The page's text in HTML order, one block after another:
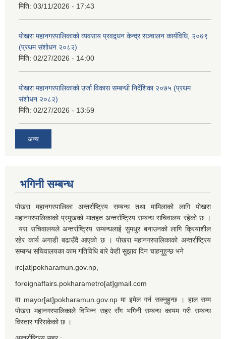
मिति: 03/11/2026 - 17:43
पोखरा महानगरपालिकाको व्यवसाय प्रवद्र्धन केन्द्र सञ्चालन कार्यविधि, २०७९
(प्रथम संशोधन २०८२)
मिति: 02/27/2026 - 14:00
पोखरा महानगरपालिकाको उर्जा विकास सम्बन्धी निर्देशिका २०७५ (प्रथम
संशोधन २०८२)
मिति: 02/27/2026 - 13:59
अन्य
भगिनी सम्बन्ध
पोखरा महानगरपालिका अन्तर्राष्ट्रिय सम्बन्ध तथा मामिलाको लागि पोखरा
महानगरपालिकाको प्रमुखको मातहत अन्तर्राष्ट्रिय सम्बन्ध सचिवालय रहेको छ ।
यस सचिवालयले अन्तर्राष्ट्रिय सम्बन्धलाई सुमधुर बनाउनको लागि क्रियाशील
रहेर कार्य अगाडी बढाउँदै आएको छ । पोखरा महानगरपालिकाको अन्तर्राष्ट्रिय
सम्बन्ध सचिवालयका काम गतिविधि बारे केही सुझाव दिन चाहनुहुन्छ भने
irc[at]pokharamun.gov.np,
foreignaffairs.pokharametro[at]gmail.com
वा mayor[at]pokharamun.gov.np मा इमेल गर्न सक्नुहुन्छ । हाल सम्म
पोखरा महानगरपालिकाले विभिन्न सहर सँग भगिनी सम्बन्ध कायम गरी सम्बन्ध
विस्तार गरिसकेको छ ।